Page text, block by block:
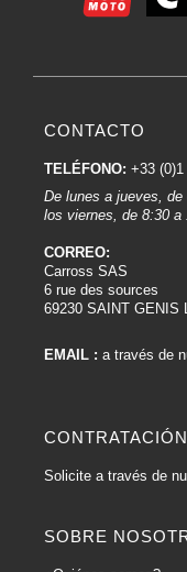
Si utiliza Imprimaciones en
la superficie. Espere el
5. Agitar la lata:
dispersión uniforme de la
6. Pulverizador de prueba:
Mantén el pulverizador a
goteos. Empieza
8. Capas sucesivas :
CONTACTO
TELÉFONO: +33
De lunes a jueves,
los viernes, de 8:30 a
CORREO:
Carross SAS
6 rue des sources
69230 SAINT GENIS
EMAIL : a través de
CONTRATACIÓN
Solicite a través de
SOBRE